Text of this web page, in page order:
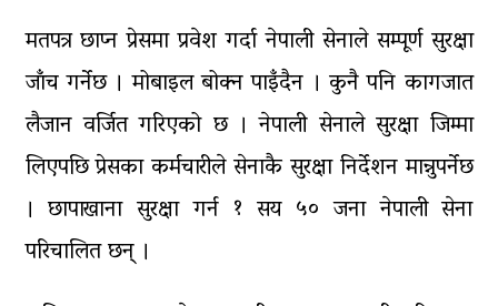
मतपत्र छाप्न प्रेसमा प्रवेश गर्दा नेपाली सेनाले सम्पूर्ण सुरक्षा
जाँच गर्नेछ । मोबाइल बोक्न पाइँदैन । कुनै पनि कागजात
लैजान वर्जित गरिएको छ । नेपाली सेनाले सुरक्षा जिम्मा
लिएपछि प्रेसका कर्मचारीले सेनाकै सुरक्षा निर्देशन मान्नुपर्नेछ
। छापाखाना सुरक्षा गर्न १ सय ५० जना नेपाली सेना
परिचालित छन् ।